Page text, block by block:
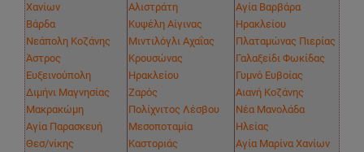
Χανίων
Βάρδα
Νεάπολη Κοζάνης
Άστρος
Ευξεινούπολη
Διμήνι Μαγνησίας
Μακρακώμη
Αγία Παρασκευή
Θεσ/νίκης
Αλιστράτη
Κυψέλη Αίγινας
Μιντιλόγλι Αχαΐας
Κρουσώνας
Ηρακλείου
Ζαρός
Πολίχνιτος Λέσβου
Μεσοποταμία
Καστοριάς
Αγία Βαρβάρα
Ηρακλείου
Πλαταμώνας Πιερίας
Γαλαξείδι Φωκίδας
Γυμνό Ευβοίας
Αιανή Κοζάνης
Νέα Μανολάδα
Ηλείας
Αγία Μαρίνα Χανίων